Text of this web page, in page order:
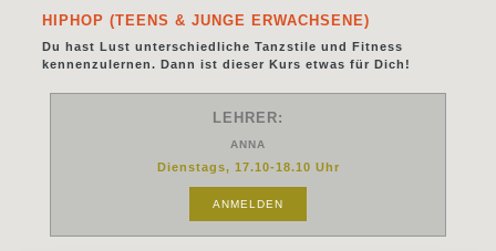
HIPHOP (TEENS & JUNGE ERWACHSENE)
Du hast Lust unterschiedliche Tanzstile und Fitness
kennenzulernen. Dann ist dieser Kurs etwas für Dich!
LEHRER:
ANNA
Dienstags, 17.10-18.10 Uhr
ANMELDEN